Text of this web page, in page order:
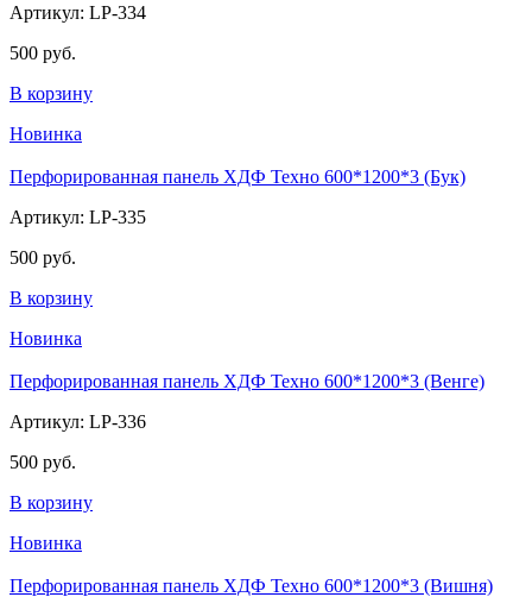
Артикул: LP-334
500 руб.
В корзину
Новинка
Перфорированная панель ХДФ Техно 600*1200*3 (Бук)
Артикул: LP-335
500 руб.
В корзину
Новинка
Перфорированная панель ХДФ Техно 600*1200*3 (Венге)
Артикул: LP-336
500 руб.
В корзину
Новинка
Перфорированная панель ХДФ Техно 600*1200*3 (Вишня)